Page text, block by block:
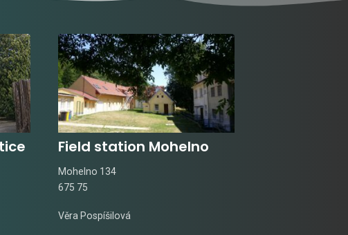
Field station Mohelno
Mohelno 134
675 75
Věra Pospíšilová